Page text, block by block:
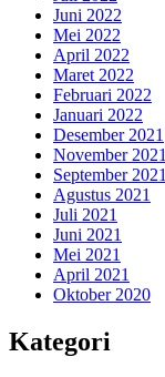
Juni 2022
Mei 2022
April 2022
Maret 2022
Februari 2022
Januari 2022
Desember 2021
November 2021
September 2021
Agustus 2021
Juli 2021
Juni 2021
Mei 2021
April 2021
Oktober 2020
Kategori